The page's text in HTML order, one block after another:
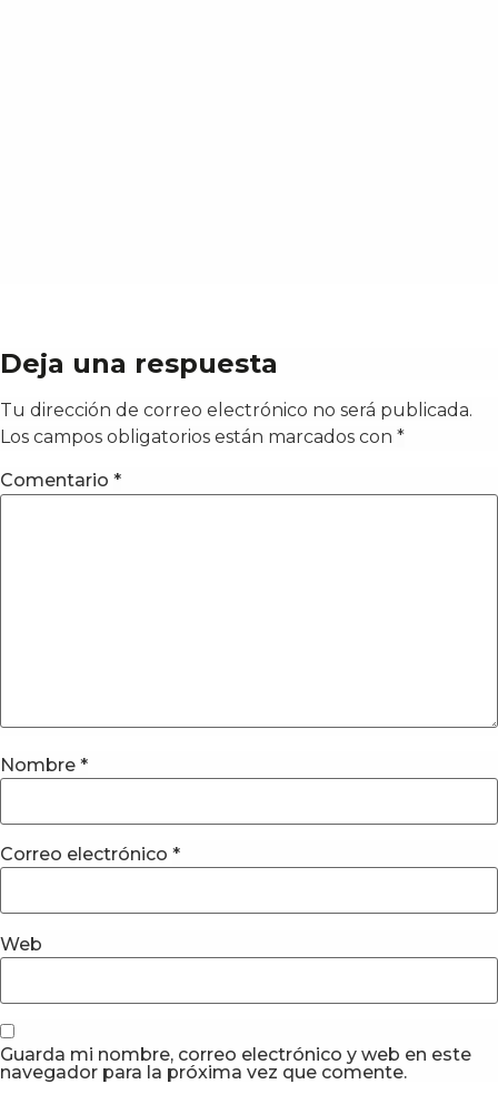
Deja una respuesta
Tu dirección de correo electrónico no será publicada.
Los campos obligatorios están marcados con *
Comentario *
Nombre *
Correo electrónico *
Web
Guarda mi nombre, correo electrónico y web en este
navegador para la próxima vez que comente.